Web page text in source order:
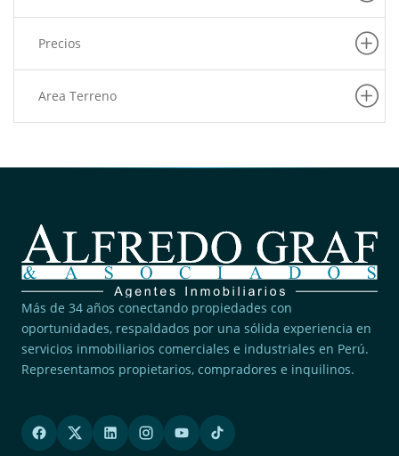
Precios
Area Terreno
Más de 34 años conectando propiedades con
oportunidades, respaldados por una sólida experiencia en
servicios inmobiliarios comerciales e industriales en Perú.
Representamos propietarios, compradores e inquilinos.